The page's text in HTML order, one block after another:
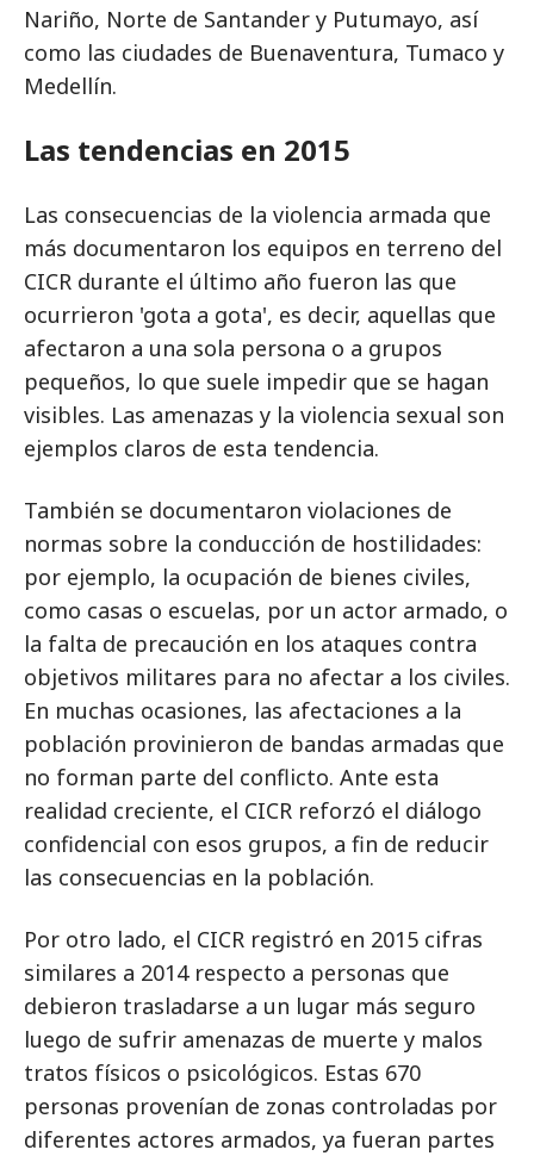
Nariño, Norte de Santander y Putumayo, así
como las ciudades de Buenaventura, Tumaco y
Medellín.
Las tendencias en 2015
Las consecuencias de la violencia armada que
más documentaron los equipos en terreno del
CICR durante el último año fueron las que
ocurrieron 'gota a gota', es decir, aquellas que
afectaron a una sola persona o a grupos
pequeños, lo que suele impedir que se hagan
visibles. Las amenazas y la violencia sexual son
ejemplos claros de esta tendencia.
También se documentaron violaciones de
normas sobre la conducción de hostilidades:
por ejemplo, la ocupación de bienes civiles,
como casas o escuelas, por un actor armado, o
la falta de precaución en los ataques contra
objetivos militares para no afectar a los civiles.
En muchas ocasiones, las afectaciones a la
población provinieron de bandas armadas que
no forman parte del conflicto. Ante esta
realidad creciente, el CICR reforzó el diálogo
confidencial con esos grupos, a fin de reducir
las consecuencias en la población.
Por otro lado, el CICR registró en 2015 cifras
similares a 2014 respecto a personas que
debieron trasladarse a un lugar más seguro
luego de sufrir amenazas de muerte y malos
tratos físicos o psicológicos. Estas 670
personas provenían de zonas controladas por
diferentes actores armados, ya fueran partes